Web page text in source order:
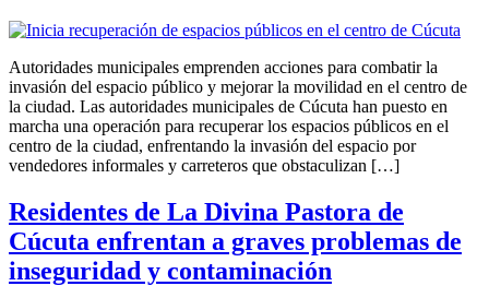
Autoridades municipales emprenden acciones para combatir la
invasión del espacio público y mejorar la movilidad en el centro de
la ciudad. Las autoridades municipales de Cúcuta han puesto en
marcha una operación para recuperar los espacios públicos en el
centro de la ciudad, enfrentando la invasión del espacio por
vendedores informales y carreteros que obstaculizan […]
Residentes de La Divina Pastora de
Cúcuta enfrentan a graves problemas de
inseguridad y contaminación